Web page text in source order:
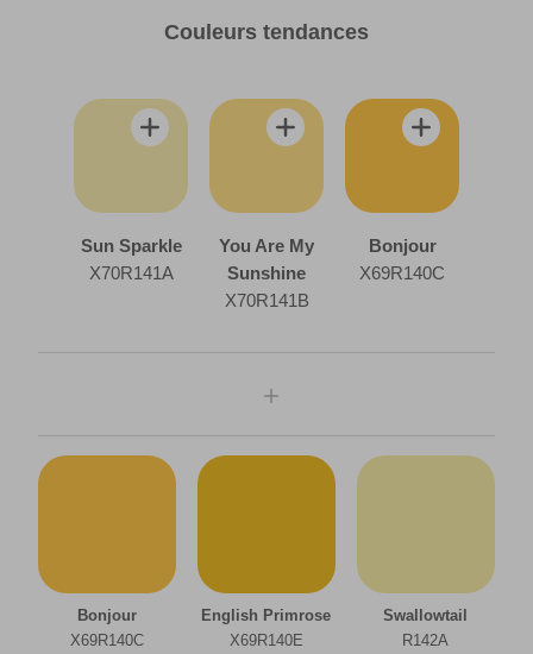
Couleurs tendances
Sun Sparkle
X70R141A
You Are My
Sunshine
X70R141B
Bonjour
X69R140C
chambre à coucher
couloir
Bonjour
X69R140C
English Primrose
X69R140E
Swallowtail
R142A